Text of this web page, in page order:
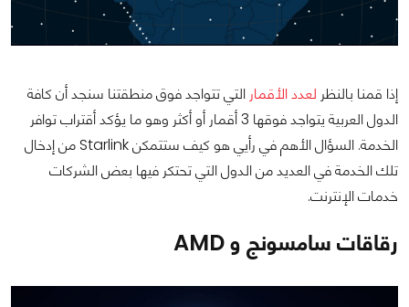
إذا قمنا بالنظر لعدد الأقمار التي تتواجد فوق منطقتنا سنجد أن كافة
الدول العربية يتواجد فوقها 3 أقمار أو أكثر وهو ما يؤكد أقتراب توافر
الخدمة. السؤال الأهم في رأيي هو كيف ستتمكن Starlink من إدخال
تلك الخدمة في العديد من الدول التي تحتكر فيها بعض الشركات
خدمات الإنترنت.
رقاقات سامسونج و AMD